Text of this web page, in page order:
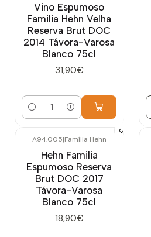
Vino Espumoso
Familia Hehn Velha
Reserva Brut DOC
2014 Távora-Varosa
Blanco 75cl
31,90€
Cantidad
A94.005|Família Hehn
Hehn Familia
Espumoso Reserva
Brut DOC 2017
Távora-Varosa
Blanco 75cl
18,90€